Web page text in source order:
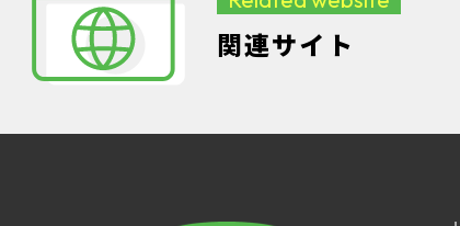
関連サイト